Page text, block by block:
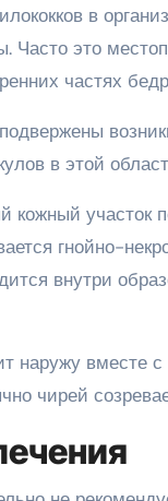
в
Часто это
частях
в этой
кожный участок
гнойно-
внутри
наружу вместе
чирей